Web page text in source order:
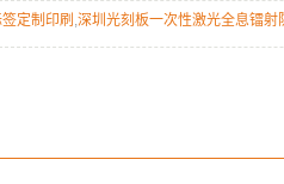
定制印刷 ,深圳光刻板一次性激光全息镭射